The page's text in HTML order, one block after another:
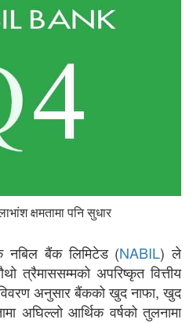
क्षमतामा पनि सुधार
नबिल बैंक लिमिटेड (NABIL) ले
त्रैमाससम्मको अपरिष्कृत वित्तीय
अनुसार बैंकको खुद नाफा, खुद
अघिल्लो आर्थिक वर्षको तुलनामा